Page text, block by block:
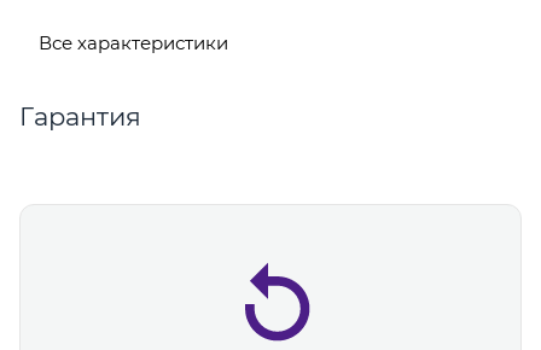
Все характеристики
Гарантия